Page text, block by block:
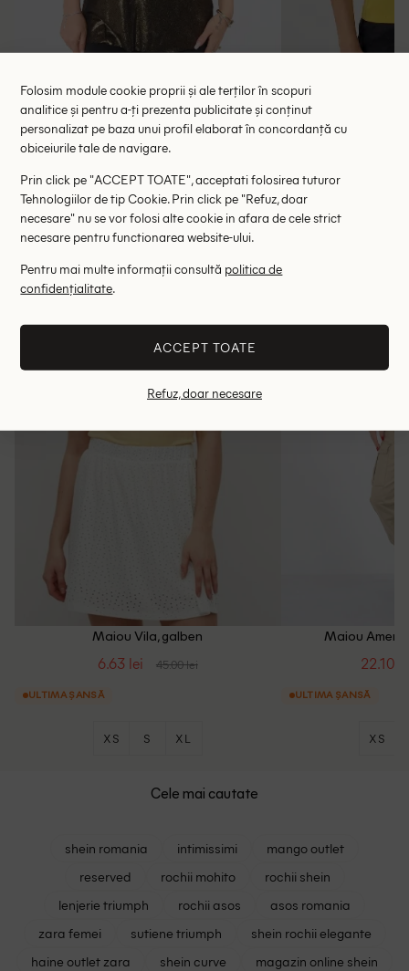
Maiou Pull&Bear, auriu
45.00 lei
RRP: 89.00 lei
M
Maiou
- 85%
Maiou Vila, galben
6.63 lei 45.00 lei
ULTIMA ȘANSĂ
XS S XL
Maiou
22.10
ULTIMA ȘANSĂ
XS
Cele mai cautate
shein romania intimissimi
mango outlet
reserved
rochii mohito
rochii shein
lenjerie triumph
rochii asos
asos romania
zara femei
sutiene triumph
shein rochii elegante
haine outlet zara
shein curve
magazin online shein
Folosim module cookie proprii și ale terților în scopuri
analitice și pentru a-ți prezenta publicitate și conținut
personalizat pe baza unui profil elaborat în concordanță cu
obiceiurile tale de navigare.
Prin click pe "ACCEPT TOATE", acceptati folosirea tuturor
Tehnologiilor de tip Cookie. Prin click pe "Refuz, doar
necesare" nu se vor folosi alte cookie in afara de cele strict
necesare pentru functionarea website-ului.
Pentru mai multe informații consultă politica de
confidențialitate.
ACCEPT TOATE
Refuz, doar necesare